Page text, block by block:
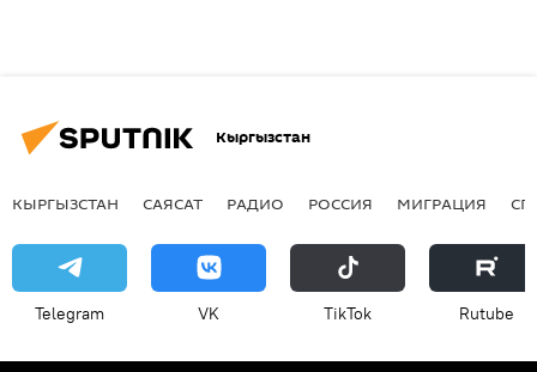
Кыргызстан
КЫРГЫЗСТАН САЯСАТ РАДИО РОССИЯ МИГРАЦИЯ
Telegram VK ТikТоk Rutube